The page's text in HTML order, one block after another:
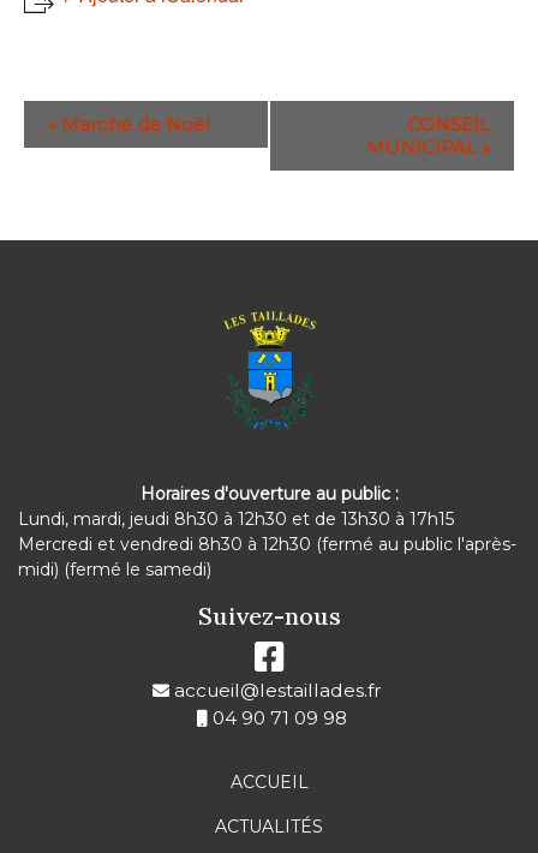
a
i
é
v
« Marché de Noël
CONSEIL
MUNICIPAL»
Horaires d'ouverture au public :
Lundi, mardi, jeudi 8h30 à 12h30 et de 13h30 à 17h15
Mercredi et vendredi 8h30 à 12h30 (fermé au public l'après-
midi) (fermé le samedi)
ACCUEIL
ACTUALITÉS
Suivez-nous
accueil@lestaillades.fr
04 90 71 09 98